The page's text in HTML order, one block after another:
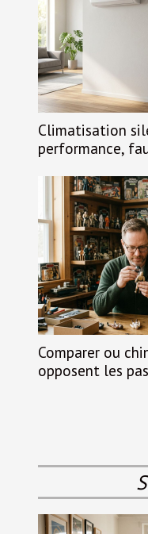
Climatisation
performance,
Comparer ou
opposent les